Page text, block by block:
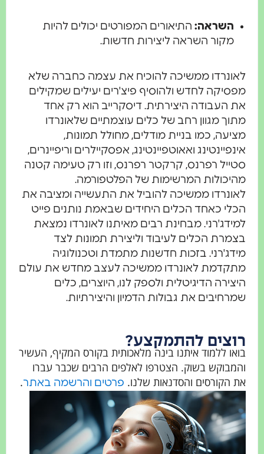
השראה:התיאורים המפורטים יכולים להיות
מקור השראה ליצירות חדשות.
לאונרדו ממשיכה להוכיח את עצמה כחברה שלא
מפסיקה לחדש ולהוסיף פיצ'רים יעילים שמקילים
את העבודה היצירתית. דיסקרייב הוא רק אחד
מתוך מגוון רחב של כלים עוצמתיים שלאונרדו
מציעה, כמו בניית מודלים, מחולל תמונות,
אינפיינטינג ואאוטפיינטינג, אפסקיילרים וריפיינרים,
סטייל רפרנס, קרקטר רפרנס, וזו רק טעימה קטנה
מהיכולות המרשימות של הפלטפורמה.
לאונרדו ממשיכה להוביל את התעשייה ומציבה את
הכלי כאחד הכלים היחידים שבאמת נותנים פייט
למידג'רני. מבחינת רבים מאיתנו לאונרדו נמצאת
בצמרת הכלים לעיבוד וליצירת תמונות לצד
מידג'רני. בזכות חדשנות מתמדת וטכנולוגיה
מתקדמת לאונרדו ממשיכה לעצב מחדש את עולם
היצירה הדיגיטלית ולספק לנו, היוצרים, כלים
שמרחיבים את גבולות הדמיון והיצירתיות.
רוצים להתמקצע?
בואו ללמוד איתנו בינה מלאכותית בקורס המקיף, העשיר
והמבוקש בשוק. הצטרפו לאלפים הרבים שכבר עברו
את הקורסים והסדנאות שלנו.פרטים והרשמה באתר.